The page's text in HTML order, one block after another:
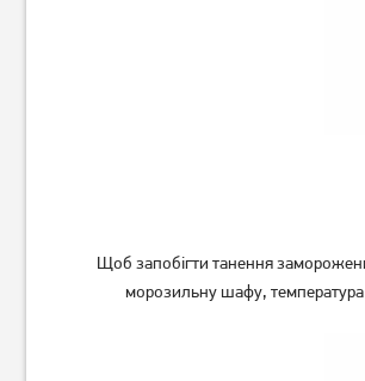
Щоб запобігти танення
морозильну шафу,